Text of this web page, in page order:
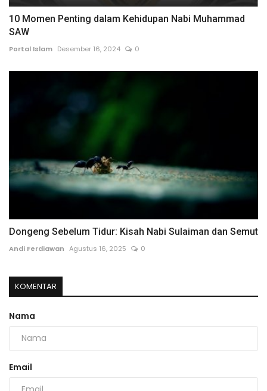
10 Momen Penting dalam Kehidupan Nabi Muhammad
SAW
Portal Islam Desember 16, 2024 0
Dongeng Sebelum Tidur: Kisah Nabi Sulaiman dan Semut
Andi Ferdiawan Agustus 16, 2025 0
KOMENTAR
Nama
Email